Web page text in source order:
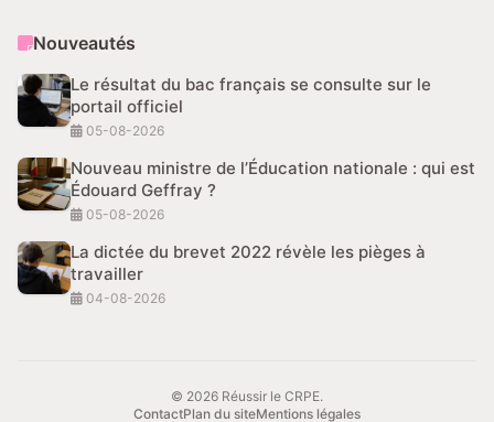
Nouveautés
Le résultat du bac français se consulte sur le
portail officiel
05-08-2026
Nouveau ministre de l’Éducation nationale : qui est
Édouard Geffray ?
05-08-2026
La dictée du brevet 2022 révèle les pièges à
travailler
04-08-2026
© 2026 Réussir le CRPE.
ContactPlan du siteMentions légales